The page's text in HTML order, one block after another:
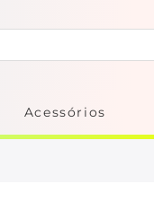
Acessórios